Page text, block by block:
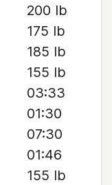
200 lb
175 lb
185 lb
155 lb
03:33
01:30
07:30
01:46
155 lb